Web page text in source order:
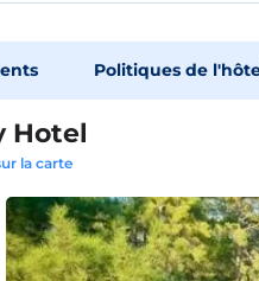
Politiques de
Hotel
la carte